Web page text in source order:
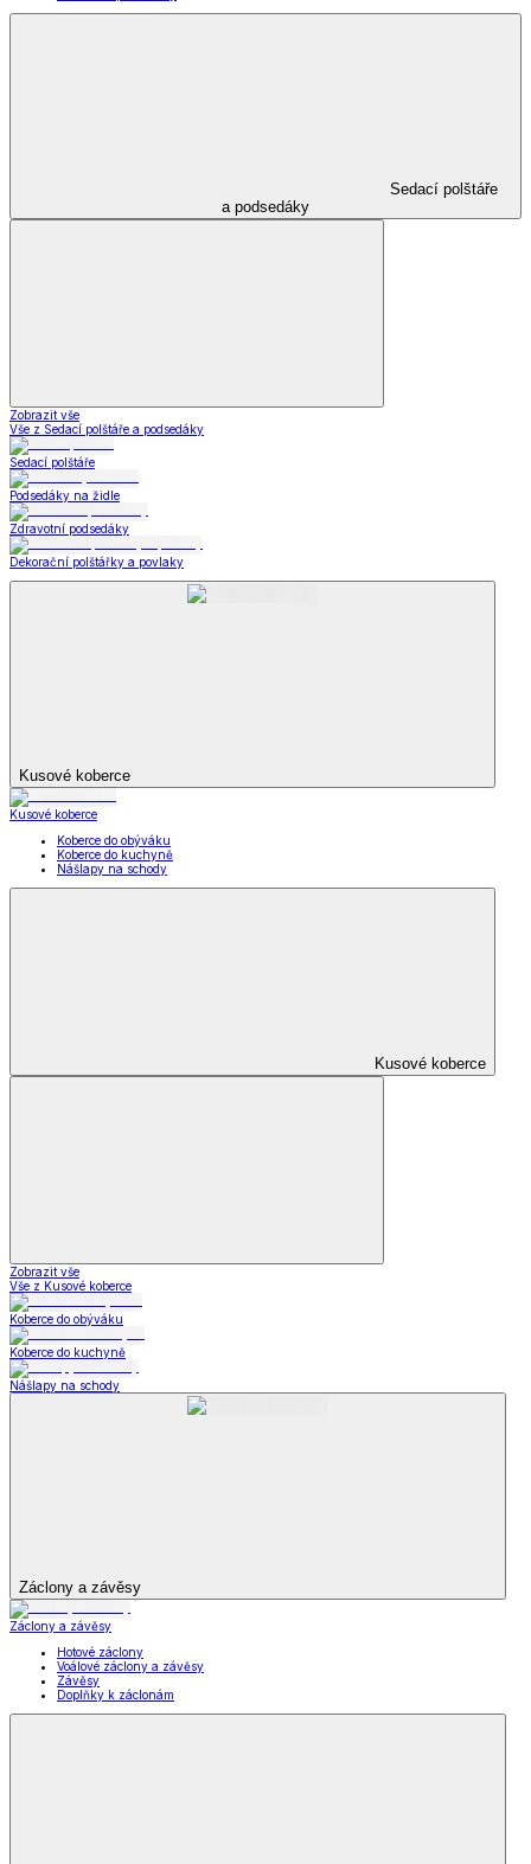
Sedací polštáře
a podsedáky
Zobrazit vše
Vše z Sedací polštáře a podsedáky
Sedací polštáře
Podsedáky na židle
Zdravotní podsedáky
Dekorační polštářky a povlaky
Kusové koberce
Kusové koberce
Koberce do obýváku
Koberce do kuchyně
Nášlapy na schody
Kusové koberce
Zobrazit vše
Vše z Kusové koberce
Koberce do obýváku
Koberce do kuchyně
Nášlapy na schody
Záclony a závěsy
Záclony a závěsy
Hotové záclony
Voálové záclony a závěsy
Závěsy
Doplňky k záclonám